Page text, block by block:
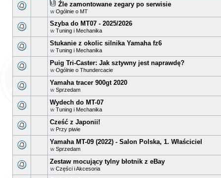
Źle zamontowane zegary po serwisie
w Ogólnie o MT
Szyba do MT07 - 2025/2026
w Tuning i Mechanika
Stukanie z okolic silnika Yamaha fz6
w Tuning i Mechanika
Puig Tri-Caster: Jak sztywny jest naprawdę?
w Ogólnie o Thundercacie
Yamaha tracer 900gt 2020
w Sprzedam
Wydech do MT-07
w Tuning i Mechanika
Cześć z Japonii!
w Przy piwie
Yamaha MT-09 (2022) - Salon Polska, 1. Właściciel
w Sprzedam
Zestaw mocujący tylny błotnik z eBay
w Części i Akcesoria